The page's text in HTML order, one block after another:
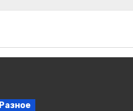
Разное